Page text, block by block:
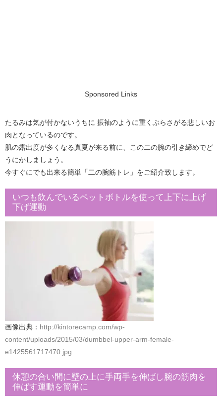
Sponsored Links
たるみは気が付かないうちに 振袖のように重くぶらさがる悲しいお
肉となっているのです。
肌の露出度が多くなる真夏が来る前に、この二の腕の引き締めでど
うにかしましょう。
今すぐにでも出来る簡単「二の腕筋トレ」をご紹介致します。
いつも飲んでいるペットボトルを使って上下に上げ
下げ運動
画像出典： http://kintorecamp.com/wp-
content/uploads/2015/03/dumbbel-upper-arm-female-
e1425561717470.jpg
休憩の合い間に壁の上に手両手を伸ばし腕の筋肉を
伸ばす運動を簡単に